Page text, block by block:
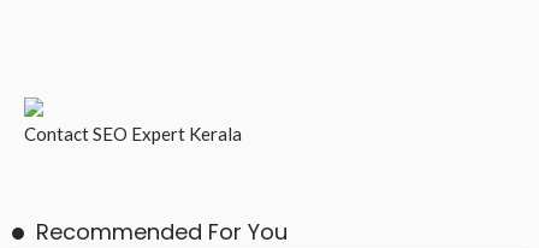
ContactSEO Expert Kerala
Recommended For You